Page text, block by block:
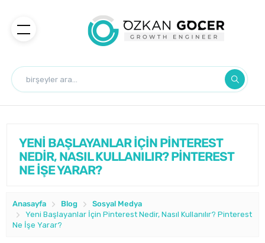
YENİ BAŞLAYANLAR İÇİN PİNTEREST
NEDİR, NASIL KULLANILIR? PİNTEREST
NE İŞE YARAR?
Anasayfa Blog
Sosyal Medya
Yeni Başlayanlar İçin Pinterest Nedir, Nasıl Kullanılır? Pinterest
Ne İşe Yarar?